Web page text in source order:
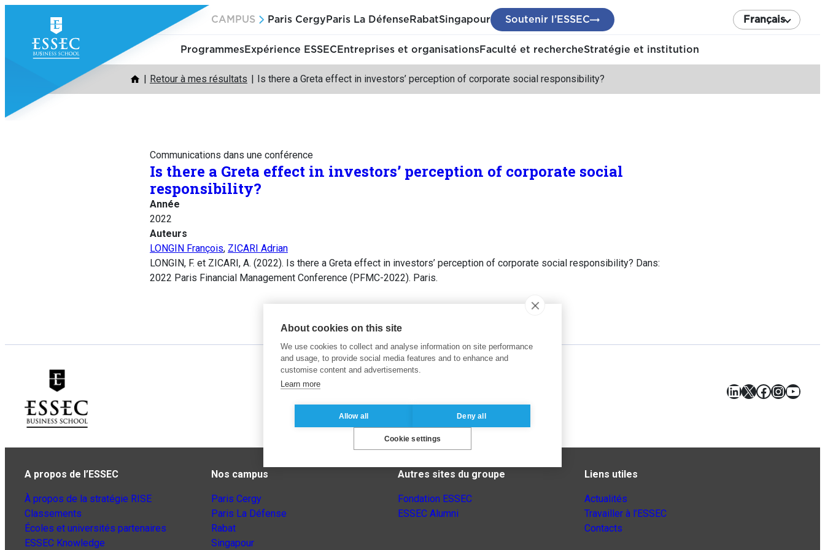
contenu
CAMPUS Paris Cergy Paris La Défense RabatSingapour Soutenir l’ESSEC Français
ProgrammesExpérience ESSEC Entreprises et organisationsFaculté et rechercheStratégie et institution
Retour à mes résultats Is there a Greta effect in investors’ perception of corporate social responsibility?
Communications dans une conférence
Is there a Greta effect in investors’ perception of corporate social
responsibility?
Année
2022
Auteurs
LONGIN François, ZICARI Adrian
LONGIN, F. et ZICARI, A. (2022). Is there a Greta effect in investors’ perception of corporate social responsibility? Dans:
2022 Paris Financial Management Conference (PFMC-2022). Paris.
LinkedIn
X Facebook
A propos de l’ESSEC
À propos de la stratégie RISE
Classements
Écoles et universités partenaires
ESSEC Knowledge
Nos campus
Paris Cergy
Paris La Défense
Rabat
Singapour
Autres sites du groupe
Fondation ESSEC
ESSEC Alumni
Liens utiles
Actualités
Travailler à l’ESSEC
Contacts
About cookies on this site
We use cookies to collect and analyse information on site performance
and usage, to provide social media features and to enhance and
customise content and advertisements.
Learn more
Allow all Deny all
Cookie settings